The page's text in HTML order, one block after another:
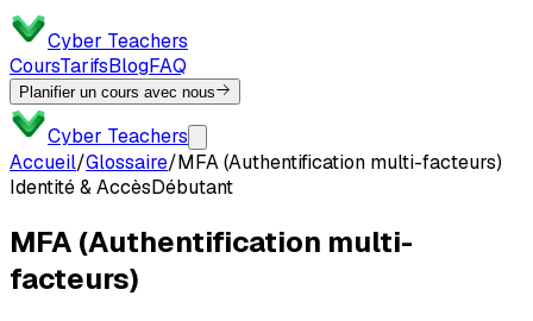
Cyber Teachers
CoursTarifsBlogFAQ
Planifier un cours avec nous
Cyber Teachers
Accueil/Glossaire/MFA (Authentification multi-facteurs)
Identité & AccèsDébutant
MFA (Authentification multi-
facteurs)